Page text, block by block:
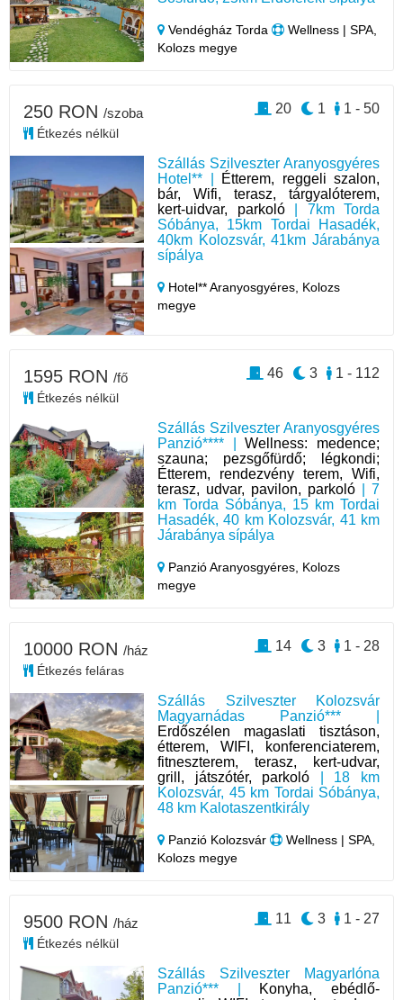
Vendégház Torda
Wellness | SPA,
Kolozs megye
Szállás Szilveszter Aranyosgyéres
Hotel** |
Étterem, reggeli szalon,
bár, Wifi, terasz, tárgyalóterem,
kert-uidvar, parkoló| 7km Torda
Sóbánya, 15km Tordai Hasadék,
40km Kolozsvár, 41km Járabánya
sípálya
Hotel** Aranyosgyéres, Kolozs
megye
250 RON /szoba
Étkezés nélkül
1 - 50
1
20
Szállás Szilveszter Aranyosgyéres
Panzió**** |Wellness: medence;
szauna; pezsgőfürdő; légkondi;
Étterem, rendezvény terem, Wifi,
terasz, udvar, pavilon, parkoló | 7
km Torda Sóbánya, 15 km Tordai
Hasadék, 40 km Kolozsvár, 41 km
Járabánya sípálya
Panzió Aranyosgyéres, Kolozs
megye
1595 RON /fő
Étkezés nélkül
1 - 112
3
46
Szállás Szilveszter Kolozsvár
Magyarnádas Panzió*** |
Erdőszélen magaslati tisztáson,
étterem, WIFI, konferenciaterem,
fitneszterem, terasz, kert-udvar,
grill, játszótér, parkoló | 18 km
Kolozsvár, 45 km Tordai Sóbánya,
48 km Kalotaszentkirály
Panzió Kolozsvár
Wellness | SPA,
Kolozs megye
10000 RON /ház
Étkezés feláras
1 - 28
3
14
Szállás Szilveszter Magyarlóna
Panzió*** | Konyha, ebédlő-
9500 RON /ház
Étkezés nélkül
1 - 27
3
11